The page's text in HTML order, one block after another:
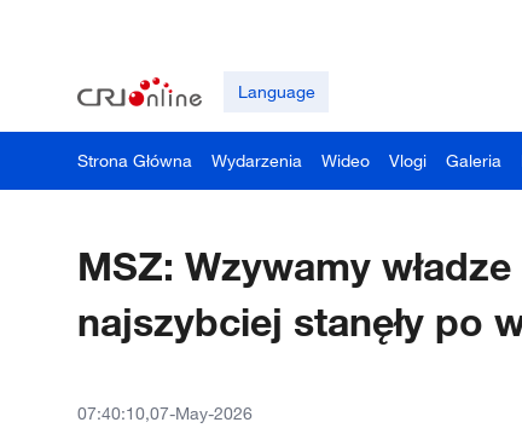
Language
Strona Główna Wydarzenia Wideo Vlogi Galeria
MSZ: Wzywamy
najszybciej stanęły po
07:40:10,07-May-2026